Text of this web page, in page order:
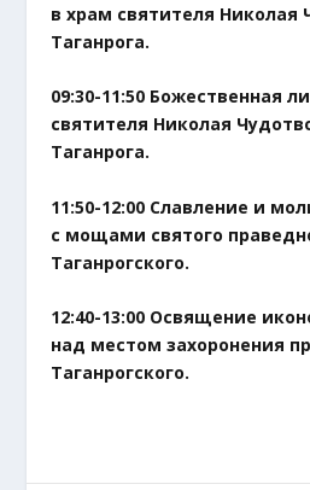
в храм святителя Николая
Таганрога.
09:30-11:50 Божественная
святителя Николая
Таганрога.
11:50-12:00 Славление и
с мощами святого
Таганрогского.
12:40-13:00 Освящение
над местом захоронения
Таганрогского.